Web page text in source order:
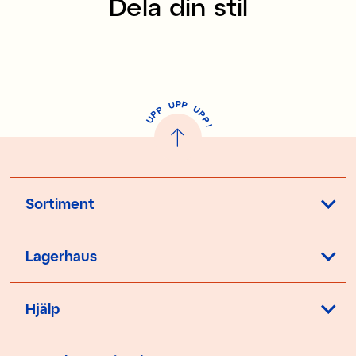
U
P
P UPP UP
P
!
Sortiment
Lagerhaus
Hjälp